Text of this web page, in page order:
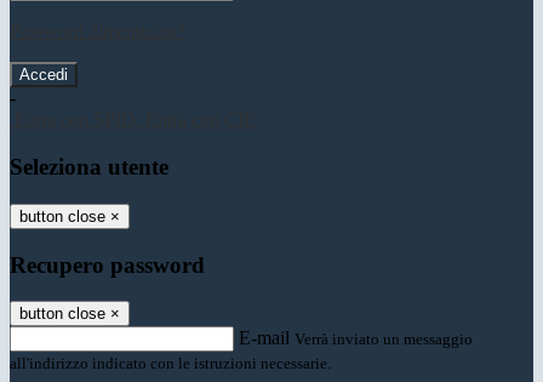
-
Seleziona utente
button close ×
Recupero password
button close ×
E-mail Verrà inviato un messaggio
all'indirizzo indicato con le istruzioni necessarie.